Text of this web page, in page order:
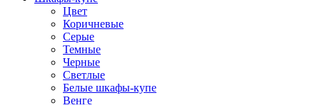
Цвет
Коричневые
Серые
Темные
Черные
Светлые
Белые шкафы-купе
Венге